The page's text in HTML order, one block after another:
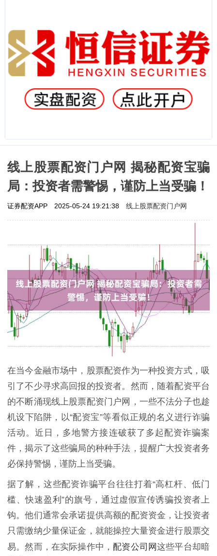
线上股票配资门户网 揭秘配资宝骗
局：投资者需警惕，谨防上当受骗！
证券配资APP 2025-05-24 19:21:38 线上股票配资门户网
在当今金融市场中，股票配资作为一种投资方式，吸
引了不少寻求高回报的投资者。然而，随着配资平台
的不断涌现线上股票配资门户网，一些不法分子也趁
机设下陷阱，以“配资宝”等看似正规的名义进行诈骗
活动。近日，多地警方接连破获了多起配资诈骗案
件，揭示了这些骗局的种种手法，提醒广大投资者务
必保持警惕，谨防上当受骗。
据了解，这些配资诈骗平台往往打着“高杠杆、低门
槛、快速盈利”的旗号，通过虚假宣传诱骗投资者上
钩。他们通常会承诺提供高额的配资资金，让投资者
只需缴纳少量保证金，就能操控大量资金进行股票交
易。然而，在实际操作中， 配资公司网这些平台却暗